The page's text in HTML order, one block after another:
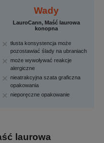
Wady
LauroCann, Maść laurowa
konopna
tłusta konsystencja może
pozostawiać ślady na ubraniach
może wywoływać reakcje
alergiczne
nieatrakcyjna szata graficzna
opakowania
nieporęczne opakowanie
laurowa